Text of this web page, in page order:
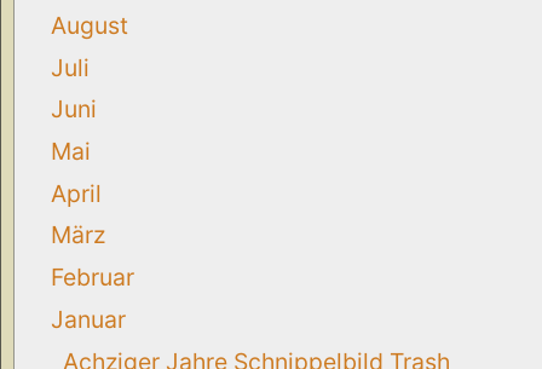
August
Juli
Juni
Mai
April
März
Februar
Januar
Achziger Jahre Schnippelbild Trash